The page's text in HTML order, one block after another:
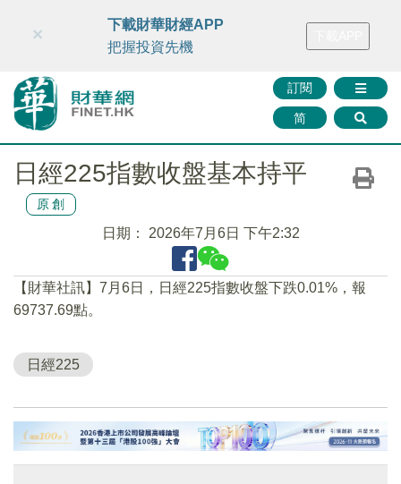
財華智庫網 FINTV FINMETA 財華證券 媒體矩陣
訂閱
简
×
下載財華財經APP
把握投資先機
日經225指數收盤基本持平
原創
日期： 2026年7月6日 下午2:32
【財華社訊】7月6日，日經225指數收盤下跌0.01%，報
69737.69點。
日經225